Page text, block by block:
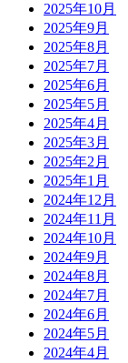
2025年10月
2025年9月
2025年8月
2025年7月
2025年6月
2025年5月
2025年4月
2025年3月
2025年2月
2025年1月
2024年12月
2024年11月
2024年10月
2024年9月
2024年8月
2024年7月
2024年6月
2024年5月
2024年4月